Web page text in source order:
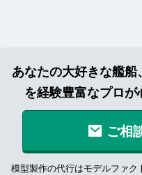
あなたの大好きな艦
を経験豊富なプロが
ご相
模型製作の代行はモデルファク